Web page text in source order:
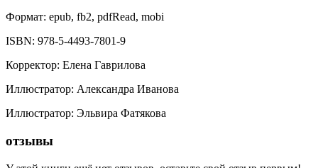
Формат: epub, fb2, pdfRead, mobi
ISBN: 978-5-4493-7801-9
Корректор: Елена Гаврилова
Иллюстратор: Александра Иванова
Иллюстратор: Эльвира Фатякова
отзывы